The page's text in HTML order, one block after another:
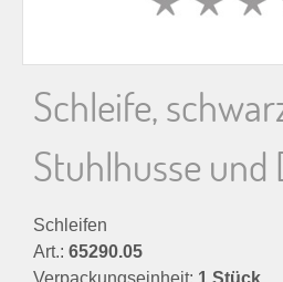
Schleife,
Stuhlhusse und
Schleifen
Art.: 65290.05
Verpackungseinheit: 1 Stück